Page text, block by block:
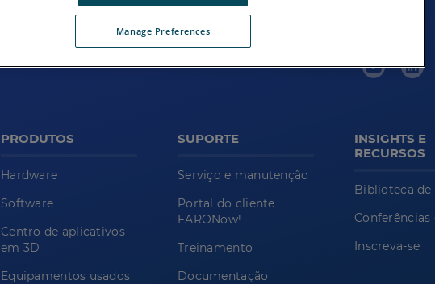
PRODUTOS
Hardware
Software
Centro de aplicativos
em 3D
Equipamentos usados
SUPORTE
Serviço e manutenção
Portal do cliente
FARONow!
Treinamento
Documentação
INSIGHTS E
RECURSOS
Biblioteca de
Conferências
Inscreva-se
Manage Preferences